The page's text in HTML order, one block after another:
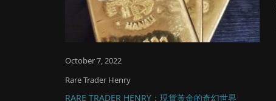
October 7, 2022
Rare Trader Henry
RARE TRADER HENRY：現貨黃金的奇幻世界